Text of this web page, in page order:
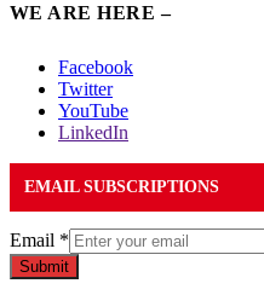
WE ARE HERE –
Facebook
Twitter
YouTube
LinkedIn
EMAIL SUBSCRIPTIONS
Email *
Submit